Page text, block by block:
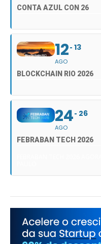
CONTA AZUL CON 26
12
AGO
13
BLOCKCHAIN RIO 2026
24
AGO
26
FEBRABAN TECH 2026